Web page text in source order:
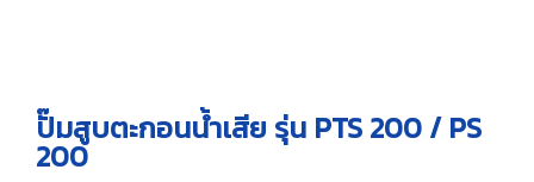
ปั๊มสูบตะกอนน้ำเสีย รุ่น PTS 200 / PS
200